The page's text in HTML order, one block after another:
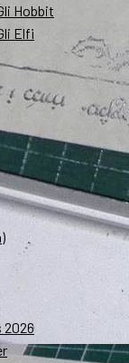
Hobbit
Elfi
2026